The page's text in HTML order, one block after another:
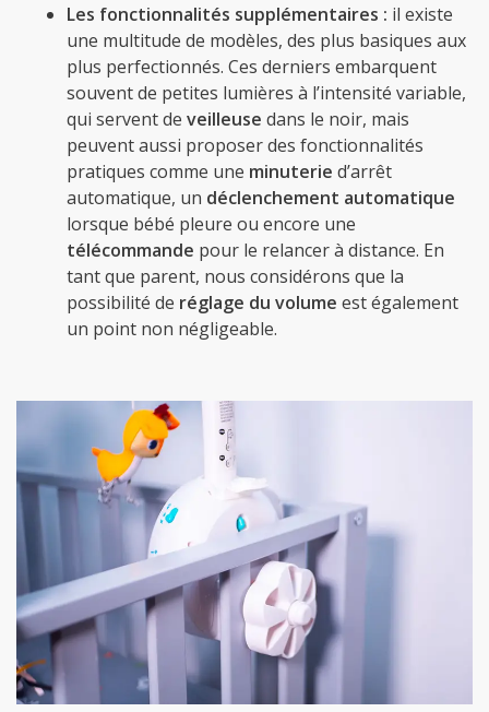
Les fonctionnalités supplémentaires : il existe
une multitude de modèles, des plus basiques aux
plus perfectionnés. Ces derniers embarquent
souvent de petites lumières à l’intensité variable,
qui servent de veilleuse dans le noir, mais
peuvent aussi proposer des fonctionnalités
pratiques comme une minuterie d’arrêt
automatique, un déclenchement automatique
lorsque bébé pleure ou encore une
télécommande pour le relancer à distance. En
tant que parent, nous considérons que la
possibilité de réglage du volume est également
un point non négligeable.